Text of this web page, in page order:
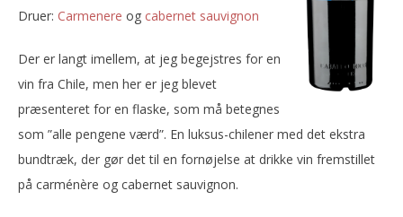
Druer:
carmenere og cabernet sauvignon
Der er langt imellem, at jeg begejstres for en
vin fra Chile, men her er jeg blevet
præsenteret for en flaske, som må betegnes
som ”alle pengene værd”. En luksus-chilener med det ekstra
bundtræk, der gør det til en fornøjelse at drikke vin fremstillet
på carménère og cabernet sauvignon.